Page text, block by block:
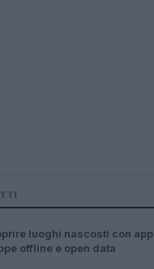
luoghi nascosti con app,
offline e open data